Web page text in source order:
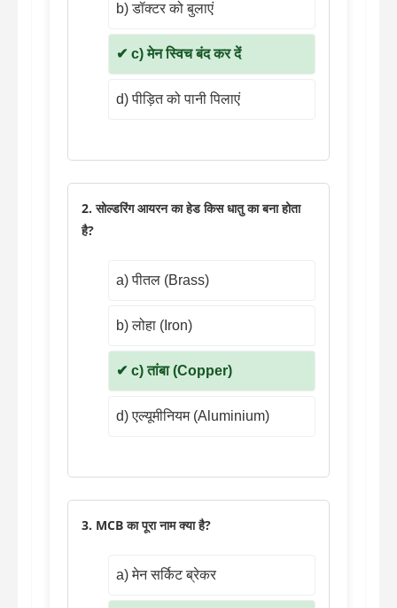
b) डॉक्टर को बुलाएं
c) मेन स्विच बंद कर दें
d) पीड़ित को पानी पिलाएं
2. सोल्डरिंग आयरन का हेड किस धातु का बना होता
है?
a) पीतल (Brass)
b) लोहा (Iron)
c) तांबा (Copper)
d) एल्यूमीनियम (Aluminium)
3. MCB का पूरा नाम क्या है?
a) मेन सर्किट ब्रेकर